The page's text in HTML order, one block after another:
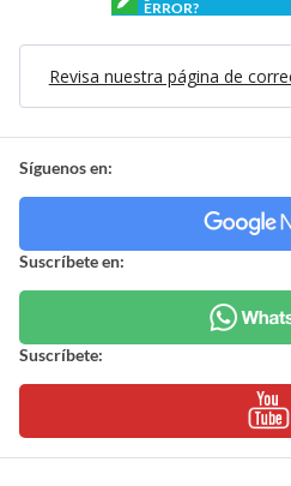
ERROR?
Revisa nuestra página de
Síguenos en:
Suscríbete en:
Suscríbete: